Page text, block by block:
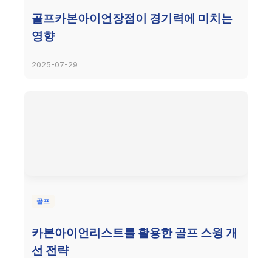
골프카본아이언장점이 경기력에 미치는
영향
2025-07-29
골프
카본아이언리스트를 활용한 골프 스윙 개
선 전략